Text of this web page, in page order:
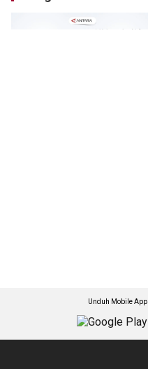
Unduh Mobile